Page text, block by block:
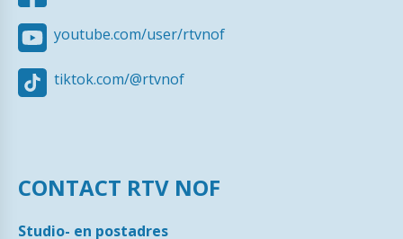
youtube.com/user/rtvnof
tiktok.com/@rtvnof
CONTACT RTV NOF
Studio- en postadres